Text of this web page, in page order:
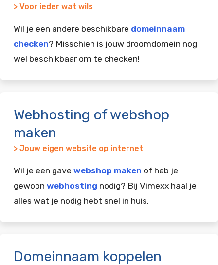
> Voor ieder wat wils
Wil je een andere beschikbare domeinnaam
checken? Misschien is jouw droomdomein nog
wel beschikbaar om te checken!
Webhosting of webshop
maken
> Jouw eigen website op internet
Wil je een gave webshop maken of heb je
gewoon webhosting nodig? Bij Vimexx haal je
alles wat je nodig hebt snel in huis.
Domeinnaam koppelen